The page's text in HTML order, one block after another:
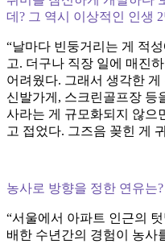
데? 그 역시 이상적인 인생
“날마다 빈둥거리는 게 적
고. 더구나 직장 일에 매진
어려웠다. 그래서 생각한
신발가게, 스크린골프장 등
사라는 게 규모화되지 않으
고 접었다. 그즈음 꽂힌 게
농사로 방향을 정한 연유는?
“서울에서 아파트 인근의
배한 수년간의 경험이 농사